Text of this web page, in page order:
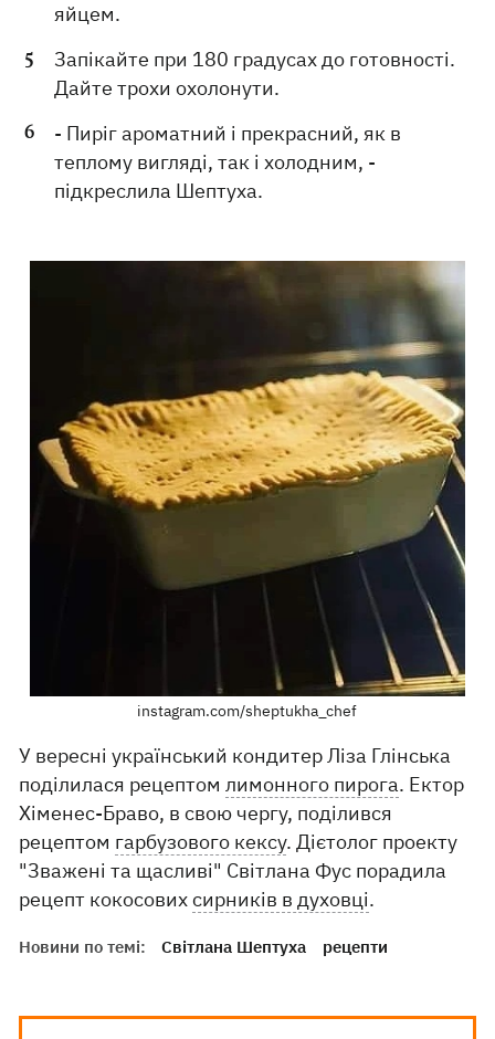
яйцем.
Запікайте при 180 градусах до готовності.
Дайте трохи охолонути.
- Пиріг ароматний і прекрасний, як в
теплому вигляді, так і холодним, -
підкреслила Шептуха.
instagram.com/sheptukha_chef
У вересні український кондитер Ліза Глінська
поділилася рецептом лимонного пирога. Ектор
Хіменес-Браво, в свою чергу, поділився
рецептом гарбузового кексу. Дієтолог проекту
"Зважені та щасливі" Світлана Фус порадила
рецепт кокосовихсирників в духовці.
Новини по темі: Світлана Шептуха рецепти